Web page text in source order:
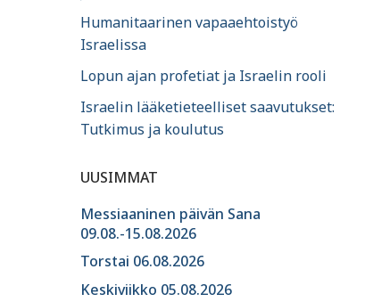
Humanitaarinen vapaaehtoistyö
Israelissa
Lopun ajan profetiat ja Israelin rooli
Israelin lääketieteelliset saavutukset:
Tutkimus ja koulutus
UUSIMMAT
Messiaaninen päivän Sana
09.08.-15.08.2026
Torstai 06.08.2026
Keskiviikko 05.08.2026